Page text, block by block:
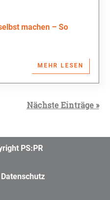
machen – So
MEHR LESEN
Nächste Einträge »
PS:PR
Datenschutz